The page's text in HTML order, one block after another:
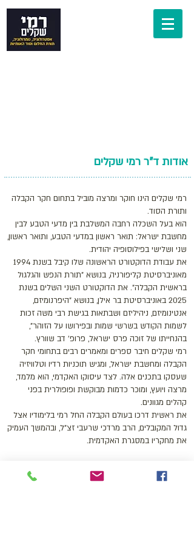
אודות ד"ר רמי שקלים
רמי שקלים הינו חוקר ומרצה מוביל בתחום חקר הקבלה
ותורת הסוד.
הוא בעל השכלה רחבה המשלבת בין מדעי הטבע לבין
מחשבת ישראל: תואר ראשון במדעי הטבע, ותואר ראשון,
שני ושלישי בפילוסופיה יהודית.
את עבודת הדוקטורט הראשונה שלו קיבל בשנת 1994
מאוניברסיטת קליפורניה, בנושא "תורת הנפש והגלגול
בראשית הקבלה". את הדוקטורט השני השלים בשנת
2025 באוניברסיטת בר אילן, בנושא "היפרנומיזם,
אנטינומיזם, ניהיליזם ושבתאות בגישת רבי משה זכות
לשמות הקודש בשרשי שמות ובפירושו על הזוהר",
בהנחייתו של זוכה פרס ישראל, פרופ’ דב שוורץ.
רמי שקלים חיבר ספרים ומאמרים רבים בתחומי חקר
הקבלה ומחשבת ישראל, ומגיש תוכניות רדיו וטלוויזיה
שעסקו בתכנים אלה. לצד עיסוקו האקדמי, הוא מלמד,
מרצה ויועץ, ומוכר כדמות מבוקשת ופופולרית בפני
קהלים מגוונים.
את ראשית דרכו בעולם הקבלה החל רמי בלימודיו אצל
גדול המקובלים, הרב מרדכי שרעבי זצ"ל, ובהמשך העמיק
את מחקריו במסגרת האקדמית.